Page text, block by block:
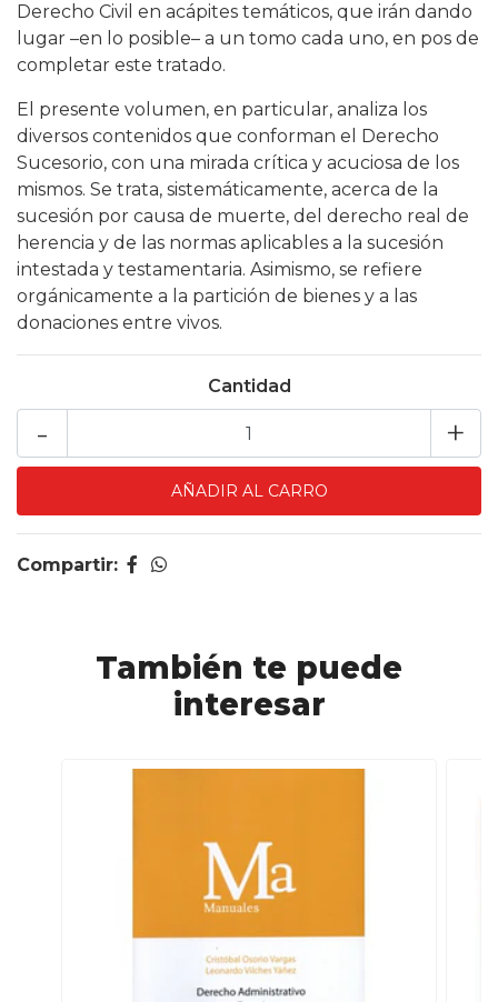
Derecho Civil en acápites temáticos, que irán dando
lugar –en lo posible– a un tomo cada uno, en pos de
completar este tratado.
El presente volumen, en particular, analiza los
diversos contenidos que conforman el Derecho
Sucesorio, con una mirada crítica y acuciosa de los
mismos. Se trata, sistemáticamente, acerca de la
sucesión por causa de muerte, del derecho real de
herencia y de las normas aplicables a la sucesión
intestada y testamentaria. Asimismo, se refiere
orgánicamente a la partición de bienes y a las
donaciones entre vivos.
Cantidad
+
-
Compartir:
También te puede
interesar